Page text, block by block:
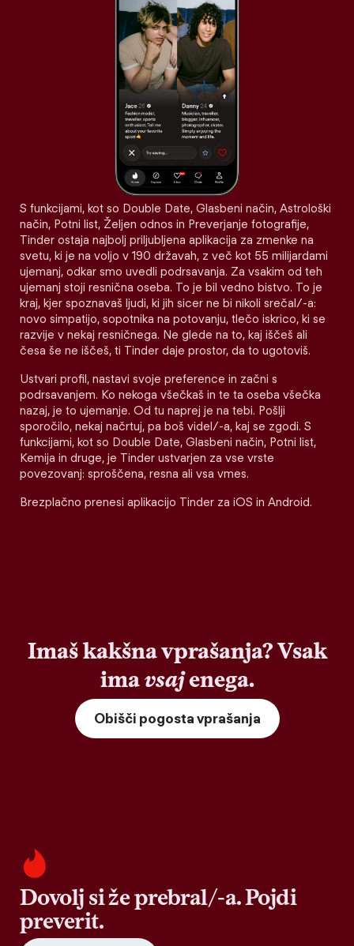
S funkcijami, kot so Double Date, Glasbeni način, Astrološki
način, Potni list, Željen odnos in Preverjanje fotografije,
Tinder ostaja najbolj priljubljena aplikacija za zmenke na
svetu, ki je na voljo v 190 državah, z več kot 55 milijardami
ujemanj, odkar smo uvedli podrsavanja. Za vsakim od teh
ujemanj stoji resnična oseba. To je bil vedno bistvo. To je
kraj, kjer spoznavaš ljudi, ki jih sicer ne bi nikoli srečal/-a:
novo simpatijo, sopotnika na potovanju, tlečo iskrico, ki se
razvije v nekaj resničnega. Ne glede na to, kaj iščeš ali
česa še ne iščeš, ti Tinder daje prostor, da to ugotoviš.
Ustvari profil, nastavi svoje preference in začni s
podrsavanjem. Ko nekoga všečkaš in te ta oseba všečka
nazaj, je to ujemanje. Od tu naprej je na tebi. Pošlji
sporočilo, nekaj načrtuj, pa boš videl/-a, kaj se zgodi. S
funkcijami, kot so Double Date, Glasbeni način, Potni list,
Kemija in druge, je Tinder ustvarjen za vse vrste
povezovanj: sproščena, resna ali vsa vmes.
Brezplačno prenesi aplikacijo Tinder za iOS in Android.
Imaš kakšna vprašanja? Vsak
imavsajenega.
Obišči pogosta vprašanja
Dovolj si že prebral/-a. Pojdi
preverit.